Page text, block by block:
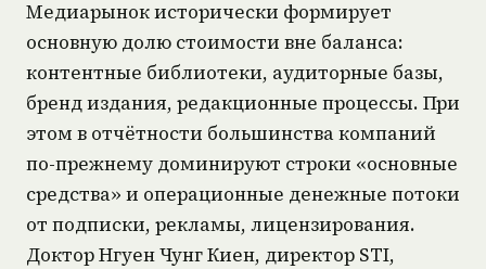
Медиарынок исторически формирует
основную долю стоимости вне баланса:
контентные библиотеки, аудиторные базы,
бренд издания, редакционные процессы. При
этом в отчётности большинства компаний
по-прежнему доминируют строки «основные
средства» и операционные денежные потоки
от подписки, рекламы, лицензирования.
Доктор Нгуен Чунг Киен, директор STI,